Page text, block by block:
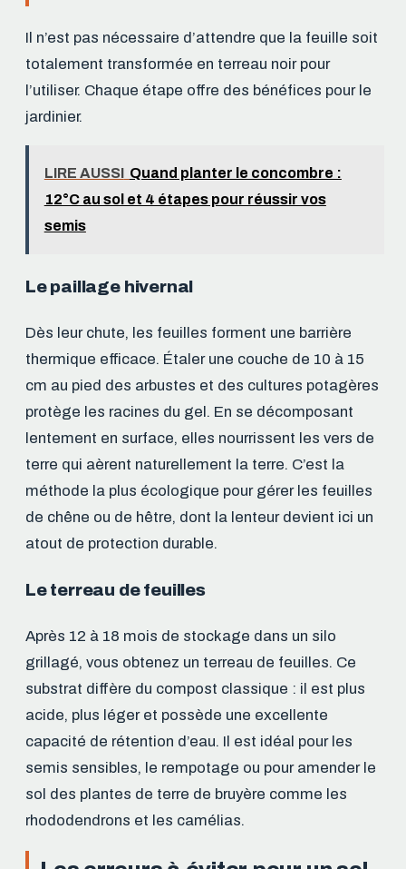
Il n’est pas nécessaire d’attendre que la feuille soit
totalement transformée en terreau noir pour
l’utiliser. Chaque étape offre des bénéfices pour le
jardinier.
LIRE AUSSI Quand planter le concombre :
12°C au sol et 4 étapes pour réussir vos
semis
Le paillage hivernal
Dès leur chute, les feuilles forment une barrière
thermique efficace. Étaler une couche de 10 à 15
cm au pied des arbustes et des cultures potagères
protège les racines du gel. En se décomposant
lentement en surface, elles nourrissent les vers de
terre qui aèrent naturellement la terre. C’est la
méthode la plus écologique pour gérer les feuilles
de chêne ou de hêtre, dont la lenteur devient ici un
atout de protection durable.
Le terreau de feuilles
Après 12 à 18 mois de stockage dans un silo
grillagé, vous obtenez un terreau de feuilles. Ce
substrat diffère du compost classique : il est plus
acide, plus léger et possède une excellente
capacité de rétention d’eau. Il est idéal pour les
semis sensibles, le rempotage ou pour amender le
sol des plantes de terre de bruyère comme les
rhododendrons et les camélias.